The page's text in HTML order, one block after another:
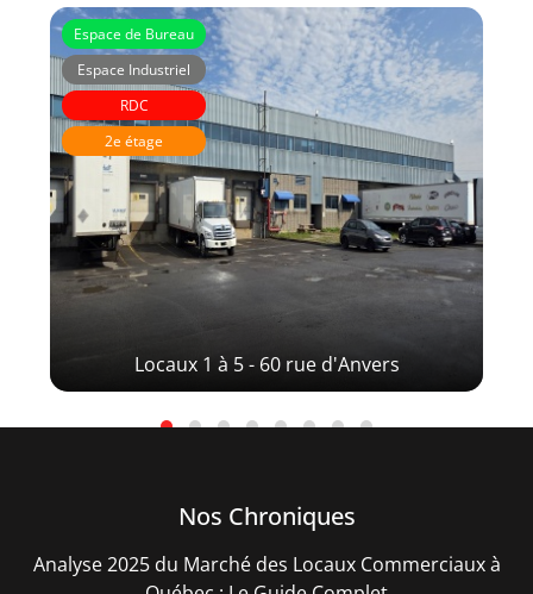
Locaux 1 à 5 - 60 rue d'Anvers
Espace de Bureau
Espace Industriel
RDC
2e étage
Nos Chroniques
Analyse 2025 du Marché des Locaux Commerciaux à